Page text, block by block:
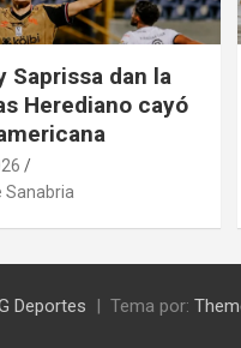
Saprissa dan la
Herediano cayó
Sanabria
Deportes‎ Tema por: